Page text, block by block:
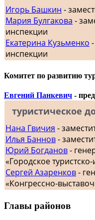
Игорь Башкин -
Мария Булгакова -
инспекции
Екатерина Кузьменко
инспекции
Комитет по развитию
Евгений Панкевич -
туристическое
Нана Гвичия -
Илья Баннов-
Юрий Богданов-
«Городское
Сергей Азаренков-
«Конгрессно-
Главы районов